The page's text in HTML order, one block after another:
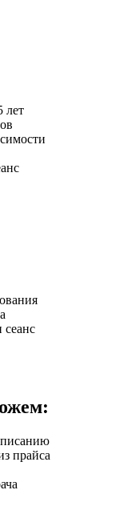
лет
сеанс
прайса